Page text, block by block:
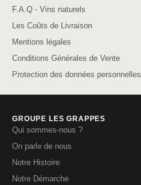
F.A.Q - Vins naturels
Les Coûts de Livraison
Mentions légales
Conditions Générales de Vente
Protection des données personnelles
GROUPE LES GRAPPES
Qui sommes-nous ?
On parle de nous
Notre Histoire
Notre Démarche